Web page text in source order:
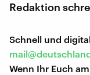
Redaktion
Schnell und
Wenn Ihr Euch